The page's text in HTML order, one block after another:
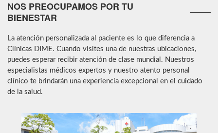
NOS PREOCUPAMOS POR TU
BIENESTAR
La atención personalizada al paciente es lo que diferencia a
Clínicas DIME. Cuando visites una de nuestras ubicaciones,
puedes esperar recibir atención de clase mundial. Nuestros
especialistas médicos expertos y nuestro atento personal
clínico te brindarán una experiencia excepcional en el cuidado
de la salud.